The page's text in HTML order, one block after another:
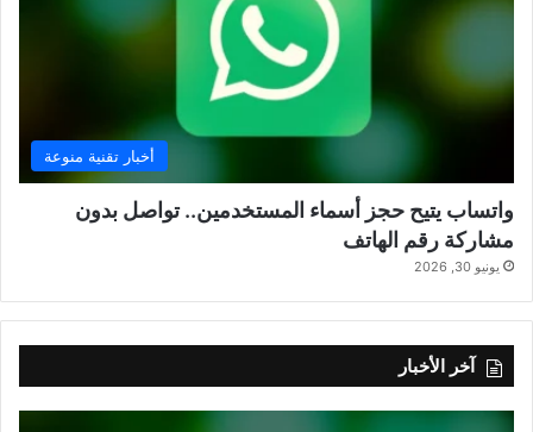
أخبار تقنية منوعة
واتساب يتيح حجز أسماء المستخدمين.. تواصل بدون
مشاركة رقم الهاتف
يونيو 30, 2026
آخر الأخبار